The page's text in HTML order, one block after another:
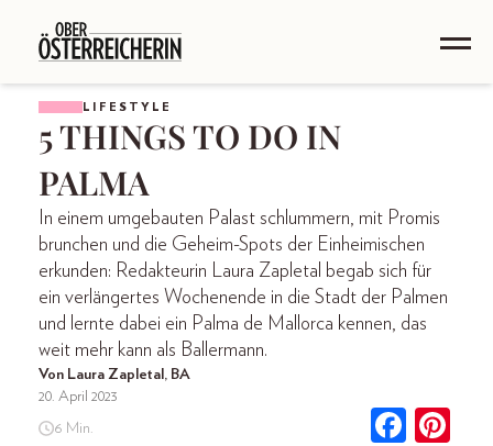
LIFESTYLE
5 THINGS TO DO IN
PALMA
In einem umgebauten Palast schlummern, mit Promis
brunchen und die Geheim-Spots der Einheimischen
erkunden: Redakteurin Laura Zapletal begab sich für
ein verlängertes Wochenende in die Stadt der Palmen
und lernte dabei ein Palma de Mallorca kennen, das
weit mehr kann als Ballermann.
Von Laura Zapletal, BA
20. April 2023
6 Min.